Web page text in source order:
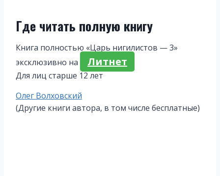
Где читать полную книгу
Книга полностью «Царь нигилистов — 3»
эксклюзивно на
Литнет
Для лиц старше 12 лет
Метки
записи:
Олег Волховский
(Другие книги автора, в том числе бесплатные)